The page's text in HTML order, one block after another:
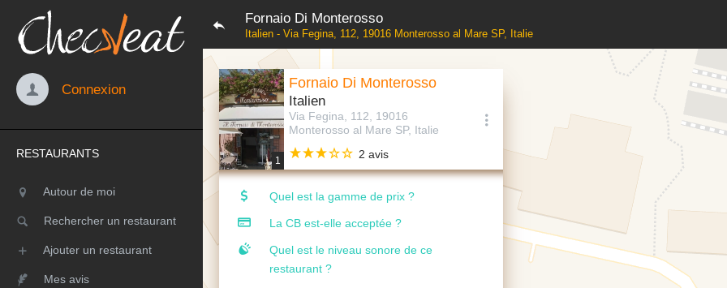
Fornaio Di Monterosso
Italien - Via Fegina, 112, 19016 Monterosso al Mare SP, Italie
Connexion
RESTAURANTS
Autour de moi
Rechercher un restaurant
Ajouter un restaurant
Mes avis
1
Fornaio Di Monterosso
Italien
Via Fegina, 112, 19016
Monterosso al Mare SP, Italie
2 avis
Quel est la gamme de prix ?
La CB est-elle acceptée ?
Quel est le niveau sonore de ce
restaurant ?